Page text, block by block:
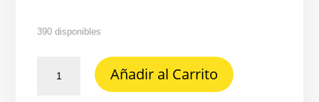
390 disponibles
Pavco
Añadir al Carrito